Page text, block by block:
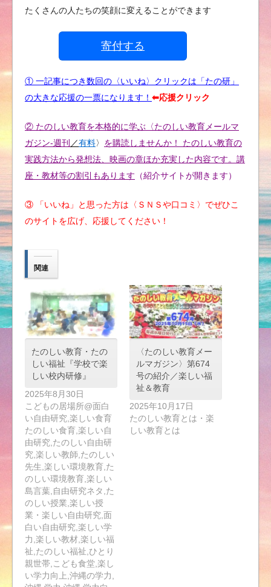
たくさんの人たちの笑顔に変えることができます
寄付する
① 一記事につき数回の〈いいね〉クリックは「たの研」
の大きな応援の一票になります！ ⬅︎応援クリック
② たのしい教育を本格的に学ぶ〈たのしい教育メールマ
ガジン-週刊 ／有料〉 を購読しませんか！ たのしい教育の
実践方法から発想法、映画の章ほか充実した内容です。講
座・教材等の割引もあります （紹介サイトが開きます）
③ 「いいね」と思った方は〈ＳＮＳや口コミ〉でぜひこ
のサイトを広げ、応援してください！
関連
たのしい教育・たの
しい福祉『学校で楽
しい校内研修』
2025年8月30日
こどもの居場所@面白
い自由研究,楽しい食育
たのしい食育,楽しい自
由研究,たのしい自由研
究,楽しい教師,たのしい
先生,楽しい環境教育,た
のしい環境教育,楽しい
島言葉,自由研究ネタ,た
のしい授業,楽しい授
業・楽しい自由研究,面
白い自由研究,楽しい学
力,楽しい教材,楽しい福
祉,たのしい福祉,ひとり
親世帯,こども食堂,楽し
い学力向上,沖縄の学力,
〈たのしい教育メー
ルマガジン〉第674
号の紹介／楽しい福
祉＆教育
2025年10月17日
たのしい教育とは・楽
しい教育とは